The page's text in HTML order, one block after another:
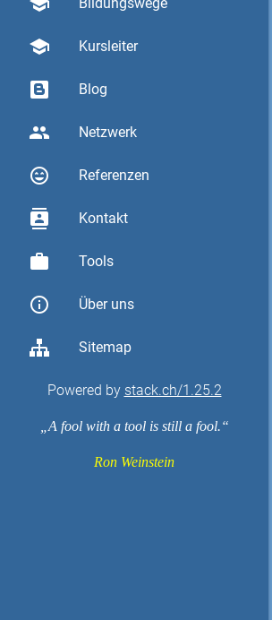
school Kursleiter
Blog
group Netzwerk
sentiment_very_satisfied Referenzen
contacts Kontakt
work Tools
info_outline Über uns
Sitemap
Powered by stack.ch/1.25.2
A fool with a tool is still a fool.
Ron Weinstein